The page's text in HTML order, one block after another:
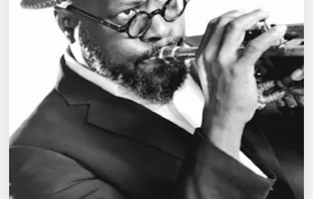
Спорт
Города
Площадки
Артисты
Рейтинги